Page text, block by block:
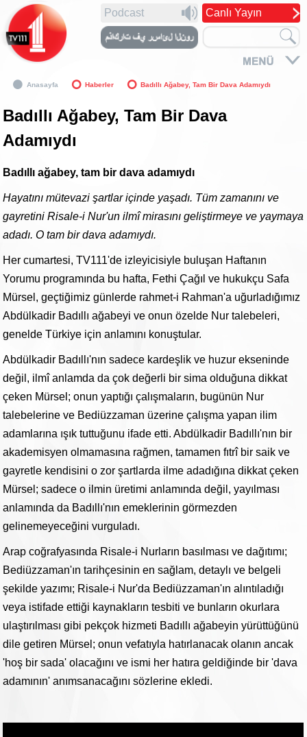
Canlı Yayın
Podcast
Anasayfa Haberler Badıllı Ağabey, Tam Bir Dava Adamıydı
Badıllı Ağabey, Tam Bir Dava
Adamıydı
Badıllı ağabey, tam bir dava adamıydı
Hayatını mütevazi şartlar içinde yaşadı. Tüm zamanını ve
gayretini Risale-i Nur'un ilmî mirasını geliştirmeye ve yaymaya
adadı. O tam bir dava adamıydı.
Her cumartesi, TV111'de izleyicisiyle buluşan Haftanın
Yorumu programında bu hafta, Fethi Çağıl ve hukukçu Safa
Mürsel, geçtiğimiz günlerde rahmet-i Rahman'a uğurladığımız
Abdülkadir Badıllı ağabeyi ve onun özelde Nur talebeleri,
genelde Türkiye için anlamını konuştular.
Abdülkadir Badıllı'nın sadece kardeşlik ve huzur ekseninde
değil, ilmî anlamda da çok değerli bir sima olduğuna dikkat
çeken Mürsel; onun yaptığı çalışmaların, bugünün Nur
talebelerine ve Bediüzzaman üzerine çalışma yapan ilim
adamlarına ışık tuttuğunu ifade etti. Abdülkadir Badıllı'nın bir
akademisyen olmamasına rağmen, tamamen fıtrî bir saik ve
gayretle kendisini o zor şartlarda ilme adadığına dikkat çeken
Mürsel; sadece o ilmin üretimi anlamında değil, yayılması
anlamında da Badıllı'nın emeklerinin görmezden
gelinemeyeceğini vurguladı.
Arap coğrafyasında Risale-i Nurların basılması ve dağıtımı;
Bediüzzaman'ın tarihçesinin en sağlam, detaylı ve belgeli
şekilde yazımı; Risale-i Nur'da Bediüzzaman'ın alıntıladığı
veya istifade ettiği kaynakların tesbiti ve bunların okurlara
ulaştırılması gibi pekçok hizmeti Badıllı ağabeyin yürüttüğünü
dile getiren Mürsel; onun vefatıyla hatırlanacak olanın ancak
'hoş bir sada' olacağını ve ismi her hatıra geldiğinde bir 'dava
adamının' anımsanacağını sözlerine ekledi.